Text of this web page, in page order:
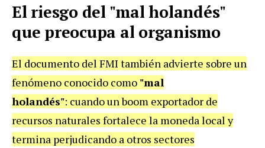
El riesgo del "mal holandés"
que preocupa al organismo
El documento del FMI también advierte sobre un
fenómeno conocido como "mal
holandés": cuando un boom exportador de
recursos naturales fortalece la moneda local y
termina perjudicando a otros sectores